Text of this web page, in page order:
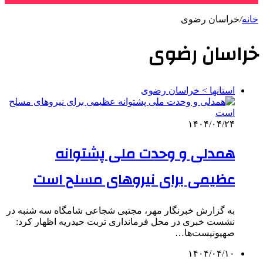
خانه/خراسان رضوی
خراسان رضوی
استانها > خراسان رضوی
۱۴۰۴/۰۴/۲۴
همدلی و وحدت ملی پشتوانه
عظیمی برای نیروهای مسلح است
به گزارش خبرنگار مهر، مجتبی شجاعی شامگاه سه شنبه در
نشست خبری در محل فرمانداری تربت حیدریه اظهار کرد:
صهیونیست‌ها…
۱۴۰۴/۰۴/۱۰